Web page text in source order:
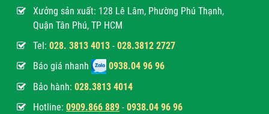
Xưởng sản xuất: 128 Lê Lâm, Phường Phú Thạnh,
Quận Tân Phú, TP HCM
Tel: 028. 3813 4013 - 028.3812 2727
Báo giá nhanh
0938.04 96 96
Bảo hành: 028.3813 4014
Hotline: 0909.866 889 - 0938.04 96 96